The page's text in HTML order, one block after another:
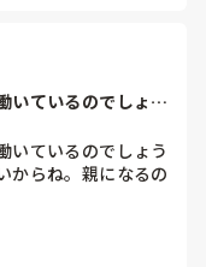
いているのでしょう
いているのでしょう
からね。親になるの
を乗り越えてるんだ
しんどいです。患